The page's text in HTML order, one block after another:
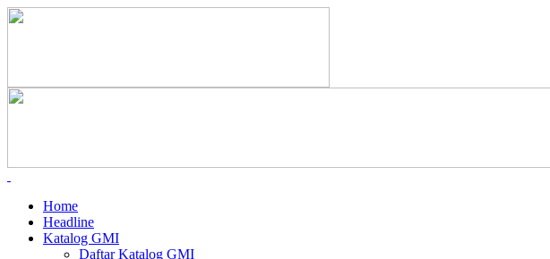
Home
Headline
Katalog GMI
Daftar Katalog GMI